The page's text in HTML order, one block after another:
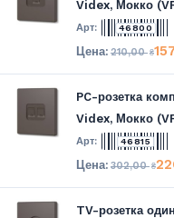
Videx, Мокко
46800
210,00₴
PC-розетка
Videx, Мокко
46815
302,00₴
TV-розетка